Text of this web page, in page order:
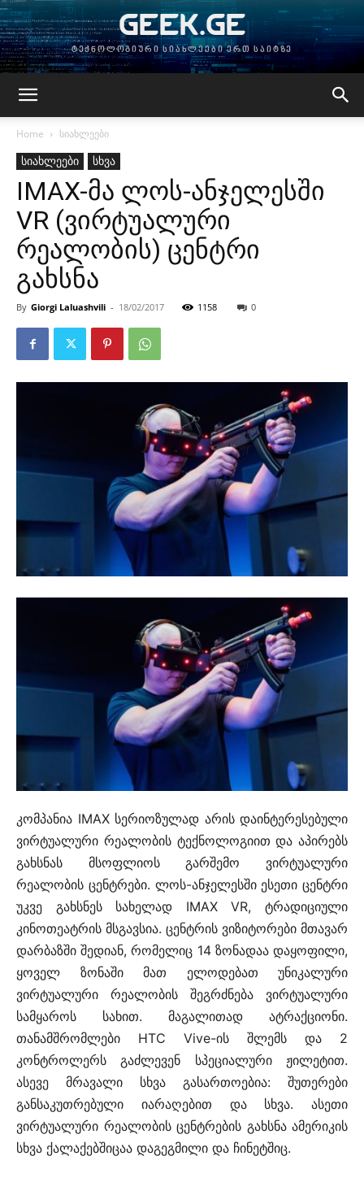
GEEK.GE
ტექნოლოგიური სიახლეები ერთ საიტზე
Home სიახლეები
სიახლეები სხვა
IMAX-მა ლოს-ანჯელესში
VR (ვირტუალური
რეალობის) ცენტრი
გახსნა
By Giorgi Laluashvili - 18/02/2017 1158 0
კომპანია IMAX სერიოზულად არის დაინტერესებული
ვირტუალური რეალობის ტექნოლოგიით და აპირებს
გახსნას მსოფლიოს გარშემო ვირტუალური
რეალობის ცენტრები. ლოს-ანჯელესში ესეთი ცენტრი
უკვე გახსნეს სახელად IMAX VR, ტრადიციული
კინოთეატრის მსგავსია. ცენტრის ვიზიტორები მთავარ
დარბაზში შედიან, რომელიც 14 ზონადაა დაყოფილი,
ყოველ ზონაში მათ ელოდებათ უნიკალური
ვირტუალური რეალობის შეგრძნება ვირტუალური
სამყაროს სახით. მაგალითად ატრაქციონი.
თანამშრომლები HTC Vive-ის შლემს და 2
კონტროლერს გაძლევენ სპეციალური ჟილეტით.
ასევე მრავალი სხვა გასართოებია: შუთერები
განსაკუთრებული იარაღებით და სხვა. ასეთი
ვირტუალური რეალობის ცენტრების გახსნა ამერიკის
სხვა ქალაქებშიცაა დაგეგმილი და ჩინეტშიც.